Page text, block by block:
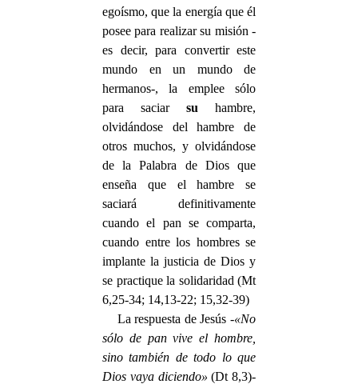
egoísmo, que la energía que él
posee para realizar su misión -
es decir, para convertir este
mundo en un mundo de
hermanos-, la emplee sólo
para saciar su hambre,
olvidándose del hambre de
otros muchos, y olvidándose
de la Palabra de Dios que
enseña que el hambre se
saciará definitivamente
cuando el pan se comparta,
cuando entre los hombres se
implante la justicia de Dios y
se practique la solidaridad (Mt
6,25-34; 14,13-22; 15,32-39)
La respuesta de Jesús -«No
sólo de pan vive el hombre,
sino también de todo lo que
Dios vaya diciendo» (Dt 8,3)-